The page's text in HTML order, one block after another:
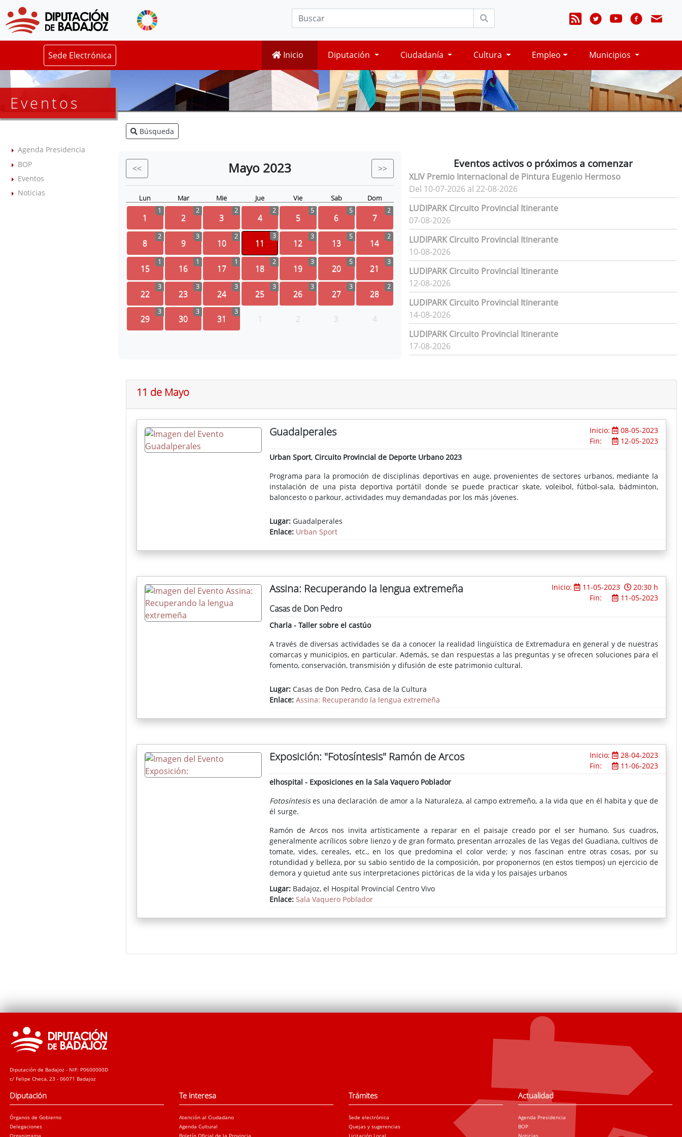
Sede Electrónica Inicio Diputación Ciudadanía Cultura Empleo Municipios
Eventos
Agenda Presidencia
BOP
Eventos
Noticias
Búsqueda
<< Mayo 2023 >>
Lun Mar Mie Jue Vie Sab Dom
1
1
2
2
3
2
4
2
5
5
6
5
7
2
8
2
9
3
10
2
11
3
12
3
13
5
14
2
15
1
16
1
17
1
18
2
19
3
20
5
21
3
22
3
23
3
24
3
25
3
26
3
27
3
28
2
29
3
30
3
31
3
1 2 3 4
Eventos activos o próximos a comenzar
XLIV Premio Internacional de Pintura Eugenio Hermoso
Del 10-07-2026 al 22-08-2026
LUDIPARK Circuito Provincial Itinerante
07-08-2026
LUDIPARK Circuito Provincial Itinerante
10-08-2026
LUDIPARK Circuito Provincial Itinerante
12-08-2026
LUDIPARK Circuito Provincial Itinerante
14-08-2026
LUDIPARK Circuito Provincial Itinerante
17-08-2026
11 de Mayo
Guadalperales Inicio:
08-05-2023
Fin:
12-05-2023
Urban Sport, Circuito Provincial de Deporte Urbano 2023
Programa para la promoción de disciplinas deportivas en auge, provenientes de sectores urbanos, mediante la
instalación de una pista deportiva portátil donde se puede practicar skate, voleibol, fútbol-sala, bádminton,
baloncesto o parkour, actividades muy demandadas por los más jóvenes.
Lugar:Guadalperales
Enlace: Urban Sport
Assina: Recuperando la lengua extremeña Inicio: 11-05-2023
20:30 h
Fin:
11-05-2023
Casas de Don Pedro
Charla - Taller sobre el castúo
A través de diversas actividades se da a conocer la realidad lingüística de Extremadura en general y de nuestras
comarcas y municipios, en particular. Además, se dan respuestas a las preguntas y se ofrecen soluciones para el
fomento, conservación, transmisión y difusión de este patrimonio cultural.
Lugar:Casas de Don Pedro, Casa de la Cultura
Enlace: Assina: Recuperando la lengua extremeña
Exposición: "Fotosíntesis" Ramón de Arcos Inicio:
28-04-2023
Fin:
11-06-2023
elhospital - Exposiciones en la Sala Vaquero Poblador
Fotosíntesises una declaración de amor a la Naturaleza, al campo extremeño, a la vida que en él habita y que de
él surge.
Ramón de Arcos nos invita artísticamente a reparar en el paisaje creado por el ser humano. Sus cuadros,
generalmente acrílicos sobre lienzo y de gran formato, presentan arrozales de las Vegas del Guadiana, cultivos de
tomate, vides, cereales, etc., en los que predomina el color verde; y nos fascinan entre otras cosas, por su
rotundidad y belleza, por su sabio sentido de la composición, por proponernos (en estos tiempos) un ejercicio de
demora y quietud ante sus interpretaciones pictóricas de la vida y los paisajes urbanos
Lugar:Badajoz, el Hospital Provincial Centro Vivo
Enlace: Sala Vaquero Poblador
Diputación de Badajoz - NIF: P0600000D
c/ Felipe Checa, 23 - 06071 Badajoz
Diputación
Órganos de Gobierno
Delegaciones
Te interesa
Atención al Ciudadano
Agenda Cultural
Trámites
Sede electrónica
Quejas y sugerencias
Actualidad
Agenda Presidencia
BOP